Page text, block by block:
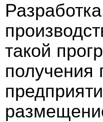
такой
получения